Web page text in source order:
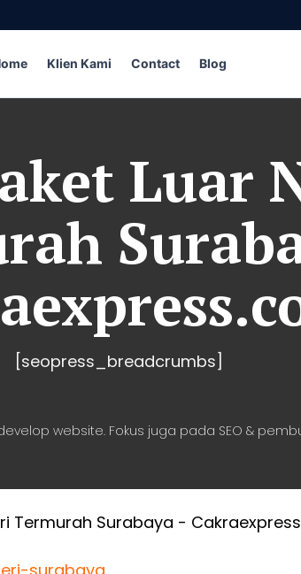
Klien Kami Contact Blog
Luar
[seopress_breadcrumbs]
website. Fokus juga pada SEO &